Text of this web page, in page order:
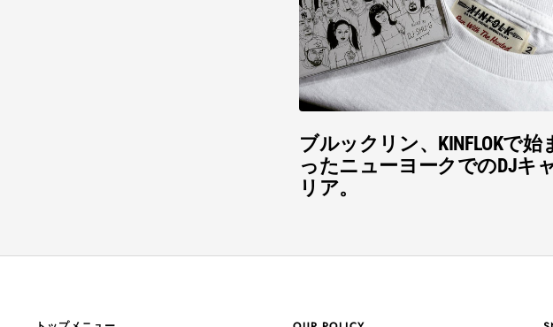
ブルックリン、KINFLOKで始
ったニューヨークでのDJキ
リア。